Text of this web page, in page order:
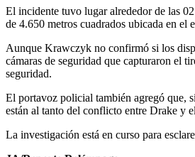
El incidente tuvo lugar alrededor de las
de 4.650 metros cuadrados ubicada en
Aunque Krawczyk no confirmó si los
cámaras de seguridad que capturaron el
seguridad.
El portavoz policial también agregó que,
están al tanto del conflicto entre Drake y
La investigación está en curso para